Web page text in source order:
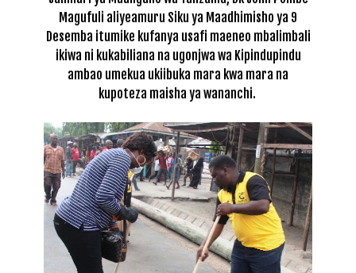
Magufuli aliyeamuru Siku ya Maadhimisho ya 9
Desemba itumike kufanya usafi maeneo mbalimbali
ikiwa ni kukabiliana na ugonjwa wa Kipindupindu
ambao umekua ukiibuka mara kwa mara na
kupoteza maisha ya wananchi.